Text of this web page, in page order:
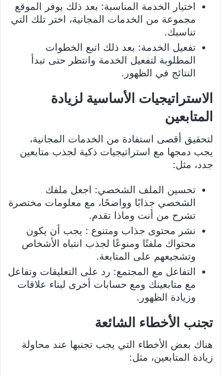
اختيار الخدمة المناسبة: بعد ذلك يوفر الموقع
مجموعة من الخدمات المجانية، اختر تلك التي
تناسبك.
تفعيل الخدمة: بعد ذلك اتبع الخطوات
المطلوبة لتفعيل الخدمة وانتظر حتى تبدأ
النتائج في الظهور.
الاستراتيجيات الأساسية لزيادة
المتابعين
لتحقيق أقصى استفادة من الخدمات المجانية،
يجب دمجها مع استراتيجيات ذكية لجذب متابعين
جدد، مثل:
تحسين الملف الشخصي: اجعل ملفك
الشخصي جذابًا وواضحًا، مع معلومات مختصرة
تشرح من أنت وماذا تقدم.
نشر محتوى جذاب ومتنوع : يجب أن يكون
محتواك ملفتًا ومنوعًا لجذب انتباه الأشخاص
وتشجيعهم على المتابعة.
التفاعل مع المجتمع: رد على التعليقات وتفاعل
مع متابعينك ومع حسابات أخرى لبناء علاقات
وزيادة الظهور.
تجنب الأخطاء الشائعة
هناك بعض الأخطاء التي يجب تجنبها عند محاولة
زيادة المتابعين، مثل: